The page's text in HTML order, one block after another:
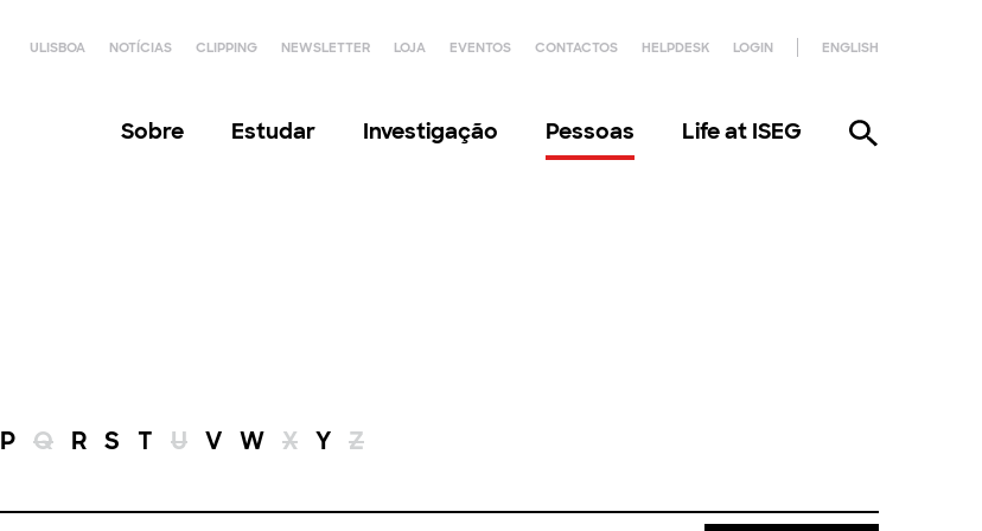
ULISBOA NOTÍCIAS CLIPPING NEWSLETTER LOJA EVENTOS CONTACTOS HELPDESK LOGIN ENGLISH
Sobre Estudar Investigação Pessoas Life at ISEG
P Q R S T U V W X Y Z